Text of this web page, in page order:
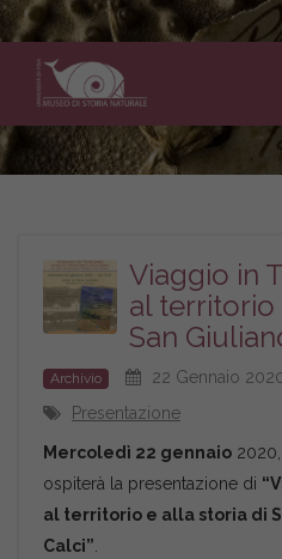
Museo
di
Storia
Naturale
dell'Università
Viaggio in
al territorio
San
Archivio 22 Gennaio
Presentazione
Mercoledì 22 gennaio
ospiterà la presentazione di
al territorio e alla storia di
Calci”